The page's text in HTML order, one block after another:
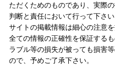
ただくためのものであり、実際
判断と責任において行って下さ
サイトの掲載情報は細心の注意
全ての情報の正確性を保証する
ラブル等の損失が被っても損害
ので、予めご了承下さい。